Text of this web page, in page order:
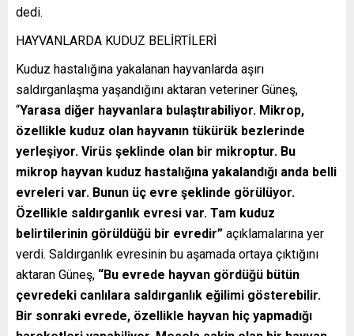
dedi.
HAYVANLARDA KUDUZ BELİRTİLERİ
Kuduz hastalığına yakalanan hayvanlarda aşırı
saldırganlaşma yaşandığını aktaran veteriner Güneş,
“Yarasa diğer hayvanlara bulaştırabiliyor. Mikrop,
özellikle kuduz olan hayvanın tükürük bezlerinde
yerleşiyor. Virüs şeklinde olan bir mikroptur. Bu
mikrop hayvan kuduz hastalığına yakalandığı anda belli
evreleri var. Bunun üç evre şeklinde görülüyor.
Özellikle saldırganlık evresi var. Tam kuduz
belirtilerinin görüldüğü bir evredir” açıklamalarına yer
verdi. Saldırganlık evresinin bu aşamada ortaya çıktığını
aktaran Güneş, “Bu evrede hayvan gördüğü bütün
çevredeki canlılara saldırganlık eğilimi gösterebilir.
Bir sonraki evrede, özellikle hayvan hiç yapmadığı